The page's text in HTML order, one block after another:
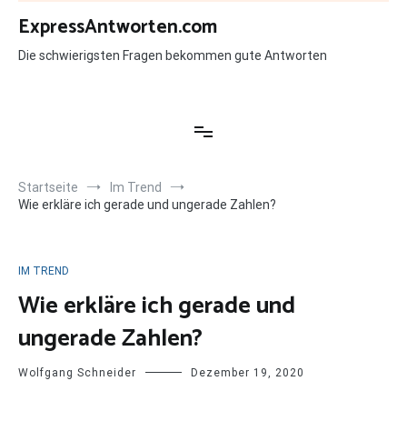
Zum
Inhalt
springen
ExpressAntworten.com
Die schwierigsten Fragen bekommen gute Antworten
Startseite
Im Trend
Wie erkläre ich gerade und ungerade Zahlen?
IM TREND
Wie erkläre ich gerade und
ungerade Zahlen?
Wolfgang Schneider Dezember 19, 2020